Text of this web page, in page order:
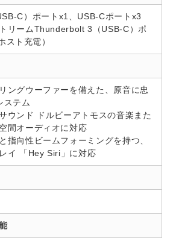
C）ポートx1、USB-Cポートx3
リームThunderbolt 3（USB-C）ポ
スト充電）
ングウーファーを備えた、原音に忠
ステム
ウンド ドルビーアトモスの音楽また
間オーディオに対応
指向性ビームフォーミングを持つ、
イ 「Hey Siri」に対応